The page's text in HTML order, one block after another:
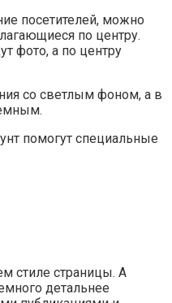
посетителей, можно
по центру.
фото, а по центру
со светлым фоном, а в
помогут специальные
стиле страницы. А
детальнее